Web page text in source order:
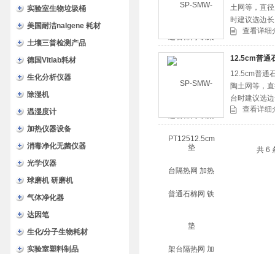
实验室生物垃圾桶
美国耐洁nalgene 耗材
土壤三普检测产品
德国Vitlab耗材
生化分析仪器
除湿机
温湿度计
加热仪器设备
消毒净化无菌仪器
光学仪器
球磨机 研磨机
气体净化器
达因笔
生化/分子生物耗材
实验室塑料制品
土网等，直
时建议选边
查看详细
12.5cm普通
12.5cm普通
陶土网等，
台时建议选
查看详细
共 6